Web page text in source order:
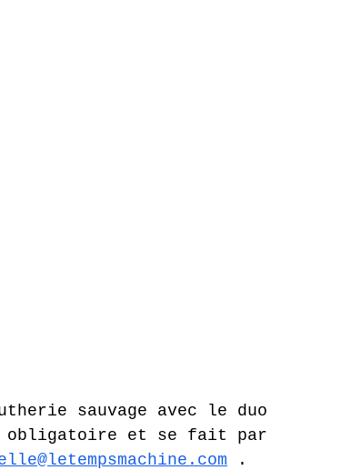
sauvage avec le duo
obligatoire et se fait par
.